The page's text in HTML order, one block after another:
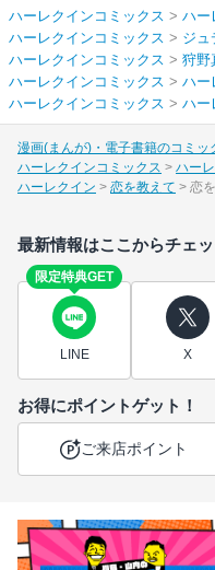
ハーレクインコミックス > ハー
ハーレクインコミックス > ジュ
ハーレクインコミックス > 狩野
ハーレクインコミックス > ハー
ハーレクインコミックス > ハー
漫画(まんが)・電子書籍のコミッ
ハーレクインコミックス
ハー
ハーレクイン
恋を教えて 恋
最新情報はここからチェッ
限定特典GET
LINE X
お得にポイントゲット！
ご来店ポイント